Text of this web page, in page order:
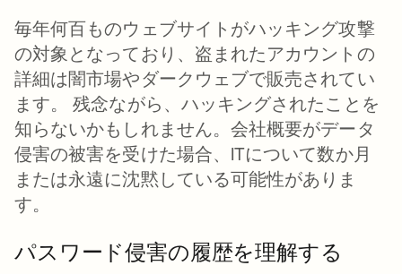
毎年何百ものウェブサイトがハッキング攻撃
の対象となっており、盗まれたアカウントの
詳細は闇市場やダークウェブで販売されてい
ます。 残念ながら、ハッキングされたことを
知らないかもしれません。会社概要がデータ
侵害の被害を受けた場合、ITについて数か月
または永遠に沈黙している可能性がありま
す。
パスワード侵害の履歴を理解する